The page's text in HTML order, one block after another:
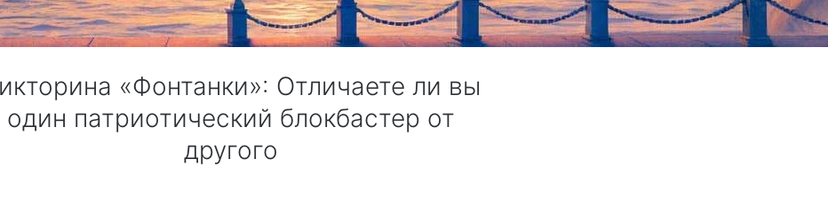
блокбастер о 600-километровом марш-броске, который российские десантники совершили из Боснии в Косово в 1999
вышли в России при непосредственной поддержке Минкульта. Викторина «Фонтанки» поможет проверить, насколько вы разбираетесь в
«Фонтанки»: Отличаете ли вы
один патриотический блокбастер от
другого